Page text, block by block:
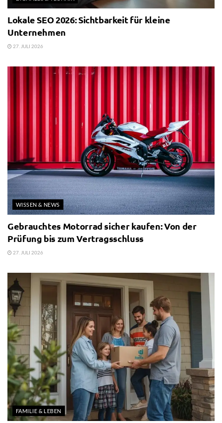
Lokale SEO 2026: Sichtbarkeit für kleine
Unternehmen
27. JULI 2026
WISSEN & NEWS
Gebrauchtes Motorrad sicher kaufen: Von der
Prüfung bis zum Vertragsschluss
27. JULI 2026
FAMILIE & LEBEN